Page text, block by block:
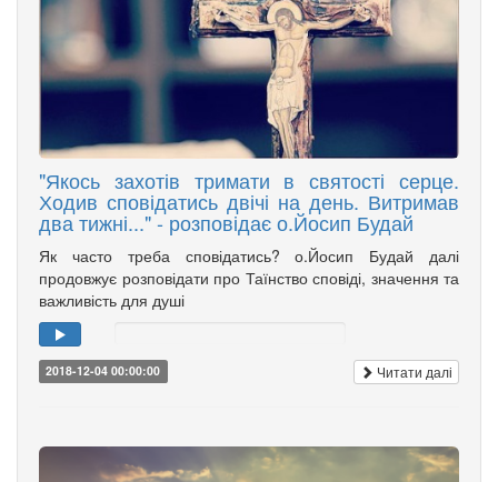
"Якось захотів тримати в святості серце.
Ходив сповідатись двічі на день. Витримав
два тижні..." - розповідає о.Йосип Будай
Як часто треба сповідатись? о.Йосип Будай далі
продовжує розповідати про Таїнство сповіді, значення та
важливість для душі
2018-12-04 00:00:00 Читати далі